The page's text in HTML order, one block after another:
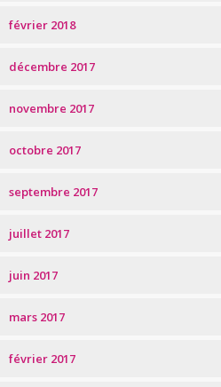
février 2018
décembre 2017
novembre 2017
octobre 2017
septembre 2017
juillet 2017
juin 2017
mars 2017
février 2017